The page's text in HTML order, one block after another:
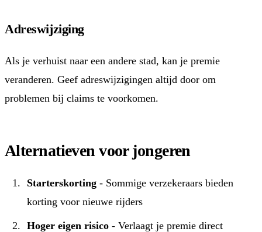
Adreswijziging
Als je verhuist naar een andere stad, kan je premie
veranderen. Geef adreswijzigingen altijd door om
problemen bij claims te voorkomen.
Alternatieven voor jongeren
Starterskorting - Sommige verzekeraars bieden
korting voor nieuwe rijders
Hoger eigen risico - Verlaagt je premie direct